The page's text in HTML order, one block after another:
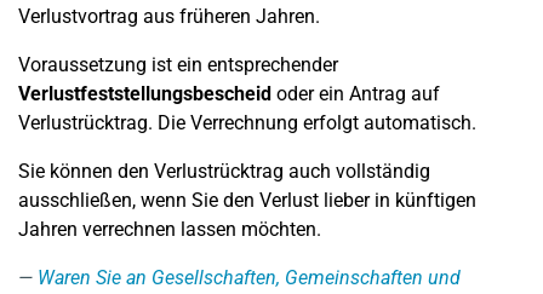
Verlustvortrag aus früheren Jahren.
Voraussetzung ist ein entsprechender
Verlustfeststellungsbescheid oder ein Antrag auf
Verlustrücktrag. Die Verrechnung erfolgt automatisch.
Sie können den Verlustrücktrag auch vollständig
ausschließen, wenn Sie den Verlust lieber in künftigen
Jahren verrechnen lassen möchten.
Waren Sie an Gesellschaften, Gemeinschaften und